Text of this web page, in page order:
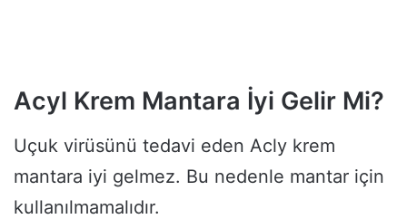
Acyl Krem Mantara İyi Gelir Mi?
Uçuk virüsünü tedavi eden Acly krem
mantara iyi gelmez. Bu nedenle mantar için
kullanılmamalıdır.